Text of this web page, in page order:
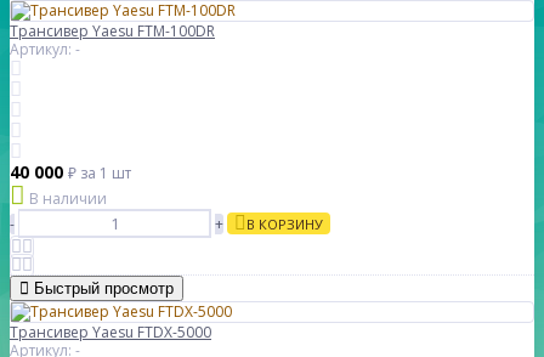
Трансивер Yaesu FTM-100DR
Артикул: -
40 000 ₽ за 1 шт
В наличии
-
+ В КОРЗИНУ
Быстрый просмотр
Трансивер Yaesu FTDX-5000
Артикул: -